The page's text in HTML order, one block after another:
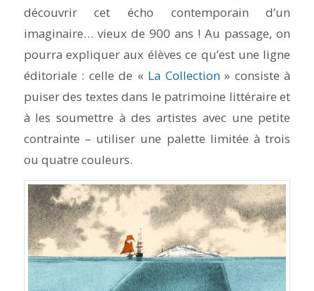
découvrir cet écho contemporain d’un
imaginaire… vieux de 900 ans ! Au passage, on
pourra expliquer aux élèves ce qu’est une ligne
éditoriale : celle de « La Collection» consiste à
puiser des textes dans le patrimoine littéraire et
à les soumettre à des artistes avec une petite
contrainte – utiliser une palette limitée à trois
ou quatre couleurs.